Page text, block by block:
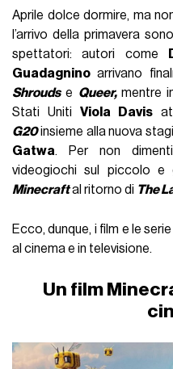
Aprile dolce dormire, ma
l’arrivo della primavera
spettatori: autori come
Guadagnino arrivano
Shroudse Queer, mentre
Stati UnitiViola Davis
G20insieme alla nuova
Gatwa. Per non
videogiochi sul piccolo e
Minecraftal ritorno di The
Ecco, dunque, i film e le
al cinema e in televisione.
Un film